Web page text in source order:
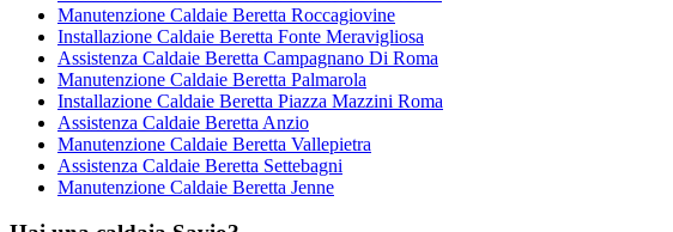
Manutenzione Caldaie Beretta Roccagiovine
Installazione Caldaie Beretta Fonte Meravigliosa
Assistenza Caldaie Beretta Campagnano Di Roma
Manutenzione Caldaie Beretta Palmarola
Installazione Caldaie Beretta Piazza Mazzini Roma
Assistenza Caldaie Beretta Anzio
Manutenzione Caldaie Beretta Vallepietra
Assistenza Caldaie Beretta Settebagni
Manutenzione Caldaie Beretta Jenne